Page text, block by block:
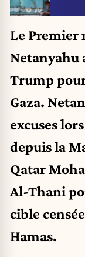
Le
Netanyahu
Trump
Gaza.
excuses
depuis la
Qatar
Al-Thani
cible
Hamas.